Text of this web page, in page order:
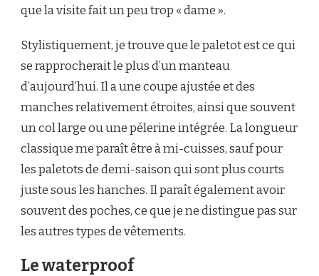
que la visite fait un peu trop « dame ».
Stylistiquement, je trouve que le paletot est ce qui
se rapprocherait le plus d’un manteau
d’aujourd’hui. Il a une coupe ajustée et des
manches relativement étroites, ainsi que souvent
un col large ou une pélerine intégrée. La longueur
classique me paraît être à mi-cuisses, sauf pour
les paletots de demi-saison qui sont plus courts
juste sous les hanches. Il paraît également avoir
souvent des poches, ce que je ne distingue pas sur
les autres types de vêtements.
Le waterproof